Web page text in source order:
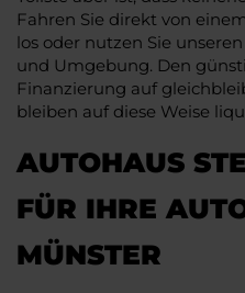
Fahren Sie direkt von
los oder nutzen Sie
und Umgebung. Den
Finanzierung auf
bleiben auf diese Weise
AUTOHAUS
FÜR IHRE
MÜNSTER